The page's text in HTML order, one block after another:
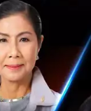
ดียว